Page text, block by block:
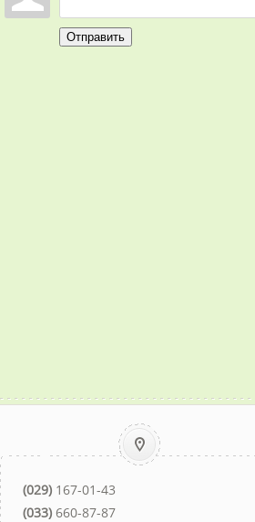
Отправить
(029) 167-01-43
(033) 660-87-87